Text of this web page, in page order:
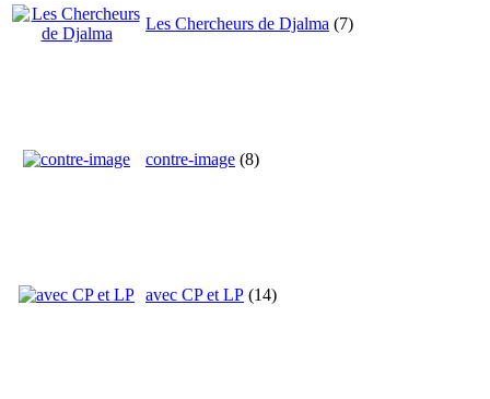
Les Chercheurs de Djalma (7)
contre-image (8)
avec CP et LP (14)